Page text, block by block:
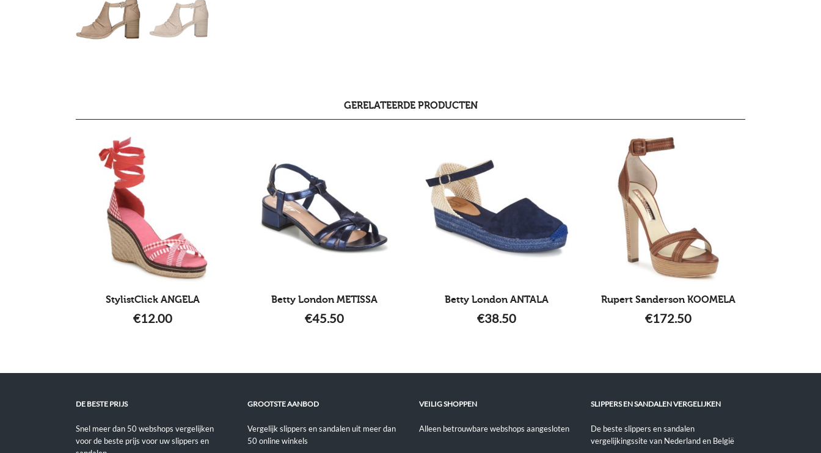
GERELATEERDE PRODUCTEN
StylistClick ANGELA
€12.00
Betty London METISSA
€45.50
Betty London ANTALA
€38.50
Rupert Sanderson KOOMELA
€172.50
DE BESTE PRIJS
Snel meer dan 50 webshops vergelijken
voor de beste prijs voor uw slippers en
GROOTSTE AANBOD
Vergelijk slippers en sandalen uit meer dan
50 online winkels
VEILIG SHOPPEN
Alleen betrouwbare webshops aangesloten
SLIPPERS EN SANDALEN VERGELIJKEN
De beste slippers en sandalen
vergelijkingssite van Nederland en België